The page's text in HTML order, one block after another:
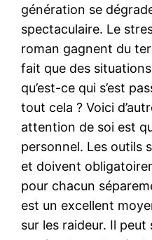
génération se
spectaculaire. Le
roman gagnent du
fait que des
qu’est-ce qui s’est
tout cela ? Voici
attention de soi est
personnel. Les outils
et doivent
pour chacun
est un excellent
sur les raideur. Il peut